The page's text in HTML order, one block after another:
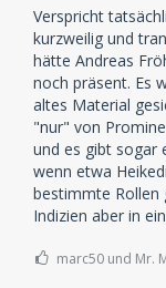
zuständige
Resultat:
Fröhlich, der
Jahren seine
mittlerweile
Kollegen Kai
drei ???“-Live-
und
allerersten
Arbeitszimmer
Verspricht
kurzweilig und
hätte Andreas
noch präsent. Es
altes Material
"nur" von
und es gibt sogar
wenn etwa
bestimmte Rollen
Indizien aber in
marc50 und Mr.